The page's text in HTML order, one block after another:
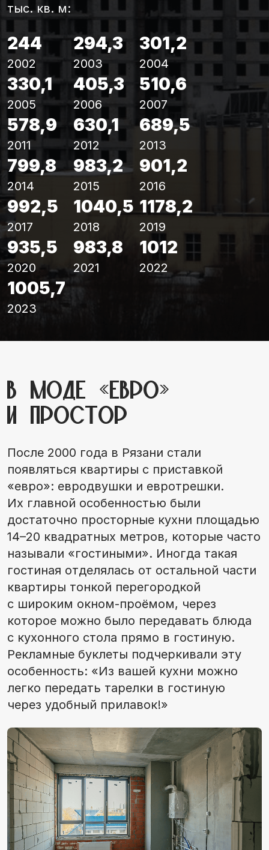
тыс. кв. м:
244
2002
294,3
2003
301,2
2004
330,1
2005
405,3
2006
510,6
2007
578,9
2011
630,1
2012
689,5
2013
799,8
2014
983,2
2015
901,2
2016
992,5
2017
1040,5
2018
1178,2
2019
935,5
2020
983,8
2021
1012
2022
1005,7
2023
В моде «евро»
и простор
После 2000 года в Рязани стали
появляться квартиры с приставкой
«евро»: евродвушки и евротрешки.
Их главной особенностью были
достаточно просторные кухни площадью
14–20 квадратных метров, которые часто
называли «гостиными». Иногда такая
гостиная отделялась от остальной части
квартиры тонкой перегородкой
с широким окном-проёмом, через
которое можно было передавать блюда
с кухонного стола прямо в гостиную.
Рекламные буклеты подчеркивали эту
особенность: «Из вашей кухни можно
легко передать тарелки в гостиную
через удобный прилавок!»